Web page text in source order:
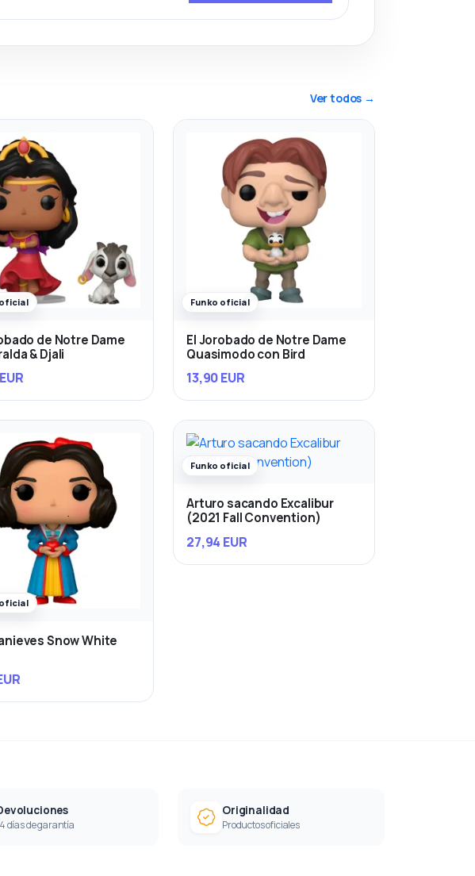
Ver todos →
de Notre Dame
& Djali
Funko oficial
El Jorobado de Notre Dame
Quasimodo con Bird
13,90 EUR
Snow White
Funko oficial
Arturo sacando Excalibur
(2021 Fall Convention)
27,94 EUR
días de garantía
Originalidad
Productos oficiales